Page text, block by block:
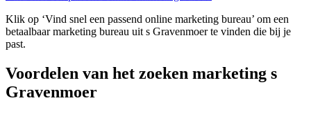
Klik op ‘Vind snel een passend online marketing bureau’ om een
betaalbaar marketing bureau uit s Gravenmoer te vinden die bij je
past.
Voordelen van het zoeken marketing s
Gravenmoer